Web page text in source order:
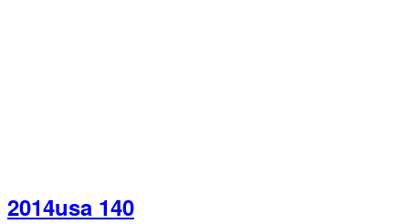
2014usa 140